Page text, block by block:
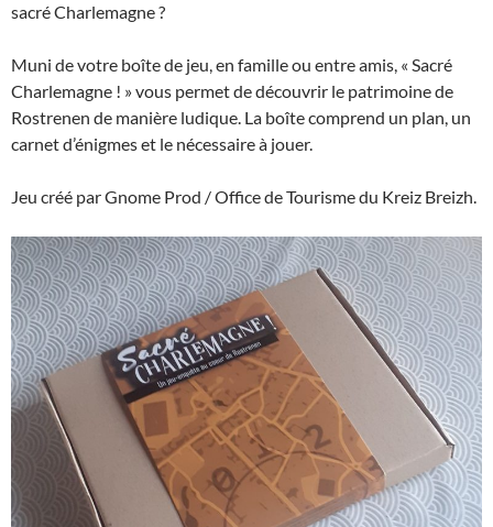
sacré Charlemagne ?
Muni de votre boîte de jeu, en famille ou entre amis, « Sacré
Charlemagne ! » vous permet de découvrir le patrimoine de
Rostrenen de manière ludique. La boîte comprend un plan, un
carnet d’énigmes et le nécessaire à jouer.
Jeu créé par Gnome Prod / Office de Tourisme du Kreiz Breizh.